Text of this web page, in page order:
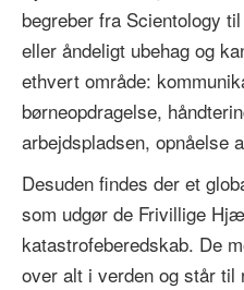
begreber fra Scientology
eller åndeligt ubehag og
ethvert område:
børneopdragelse,
arbejdspladsen, opnåelse
Desuden findes der et
som udgør de Frivillige
katastrofeberedskab. De
over alt i verden og står til